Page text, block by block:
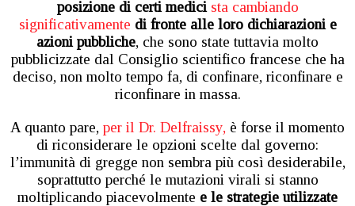
posizione di certi medicista cambiando
significativamente di fronte alle loro dichiarazioni e
azioni pubbliche, che sono state tuttavia molto
pubblicizzate dal Consiglio scientifico francese che ha
deciso, non molto tempo fa, di confinare, riconfinare e
riconfinare in massa.
A quanto pare, per il Dr. Delfraissy, è forse il momento
di riconsiderare le opzioni scelte dal governo:
l’immunità di gregge non sembra più così desiderabile,
soprattutto perché le mutazioni virali si stanno
moltiplicando piacevolmente e le strategie utilizzate